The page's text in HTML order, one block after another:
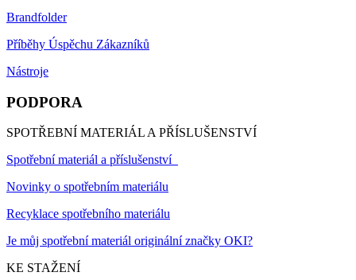
Brandfolder
Příběhy Úspěchu Zákazníků
Nástroje
PODPORA
SPOTŘEBNÍ MATERIÁL A PŘÍSLUŠENSTVÍ
Spotřební materiál a příslušenství
Novinky o spotřebním materiálu
Recyklace spotřebního materiálu
Je můj spotřební materiál originální značky OKI?
KE STAŽENÍ